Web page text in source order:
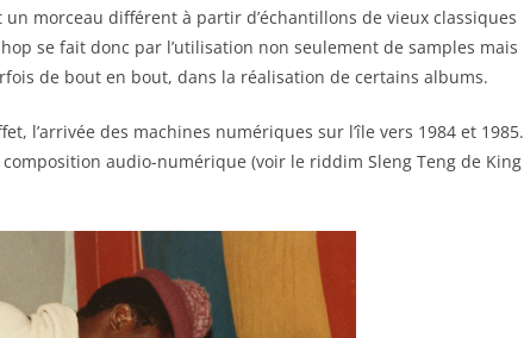
morceau différent à partir d’échantillons de vieux classiques
se fait donc par l’utilisation non seulement de samples mais
de bout en bout, dans la réalisation de certains albums.
l’arrivée des machines numériques sur l’île vers 1984 et 1985.
audio-numérique (voir le riddim Sleng Teng de King